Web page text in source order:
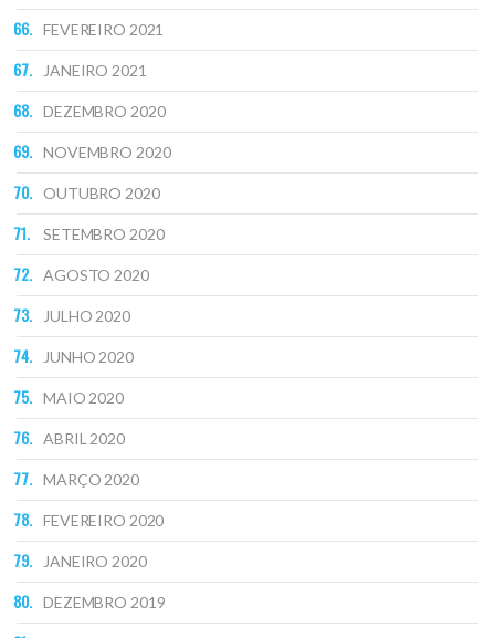
FEVEREIRO 2021
JANEIRO 2021
DEZEMBRO 2020
NOVEMBRO 2020
OUTUBRO 2020
SETEMBRO 2020
AGOSTO 2020
JULHO 2020
JUNHO 2020
MAIO 2020
ABRIL 2020
MARÇO 2020
FEVEREIRO 2020
JANEIRO 2020
DEZEMBRO 2019